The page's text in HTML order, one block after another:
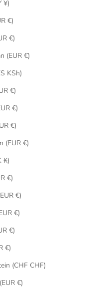
Japan (JPY ¥)
Jersey (EUR €)
Jordan (EUR €)
Kazakhstan (EUR €)
Kenya (KES KSh)
Kiribati (EUR €)
Kosovo (EUR €)
Kuwait (EUR €)
Kyrgyzstan (EUR €)
Laos (LAK ₭)
Latvia (EUR €)
Lebanon (EUR €)
Lesotho (EUR €)
Liberia (EUR €)
Libya (EUR €)
Liechtenstein (CHF CHF)
Lithuania (EUR €)